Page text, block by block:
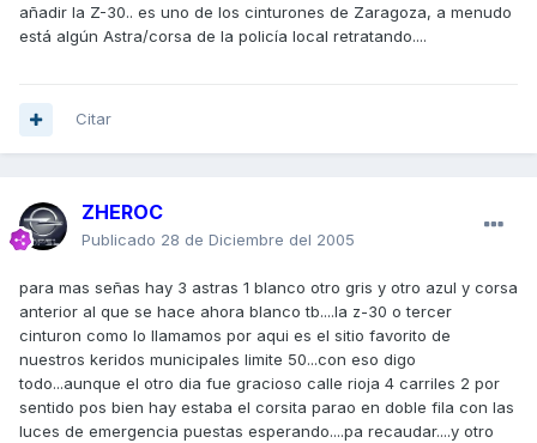
añadir la Z-30.. es uno de los cinturones de Zaragoza, a menudo
está algún Astra/corsa de la policía local retratando....
Citar
ZHEROC
Publicado 28 de Diciembre del 2005
para mas señas hay 3 astras 1 blanco otro gris y otro azul y corsa
anterior al que se hace ahora blanco tb....la z-30 o tercer
cinturon como lo llamamos por aqui es el sitio favorito de
nuestros keridos municipales limite 50...con eso digo
todo...aunque el otro dia fue gracioso calle rioja 4 carriles 2 por
sentido pos bien hay estaba el corsita parao en doble fila con las
luces de emergencia puestas esperando....pa recaudar....y otro